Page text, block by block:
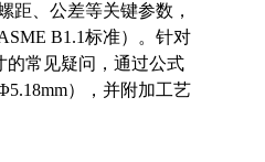
距、公差等关键参数，
B1.1标准）。针对
的常见疑问，通过公式
），并附加工艺